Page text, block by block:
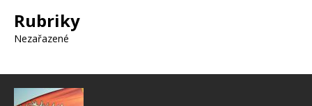
Rubriky
Nezařazené